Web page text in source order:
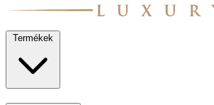
Termékek